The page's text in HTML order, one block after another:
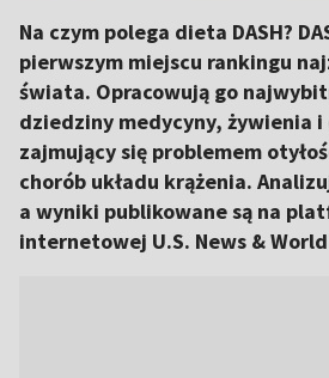
Na czym polega dieta DASH?
pierwszym miejscu rankingu
świata. Opracowują go
dziedziny medycyny, żywienia
zajmujący się problemem
chorób układu krążenia.
a wyniki publikowane są na
internetowej U.S. News &